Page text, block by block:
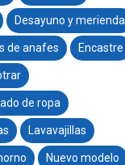
Desayuno y merienda
de anafes Encastre
de ropa
Lavavajillas
Nuevo modelo